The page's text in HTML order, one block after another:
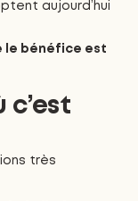
aujourd’hui
le bénéfice est
c’est
très